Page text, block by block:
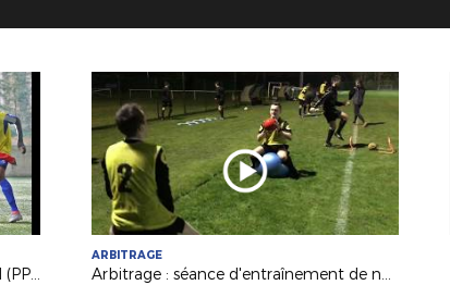
Le Parcours de Performance Fédéral (PPF), késako ?
ARBITRAGE
Arbitrage : séance d'entraînement de nos Espoirs et nos J.A.L.